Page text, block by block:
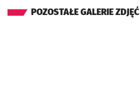
POZOSTAŁE GALERIE ZDJĘĆ